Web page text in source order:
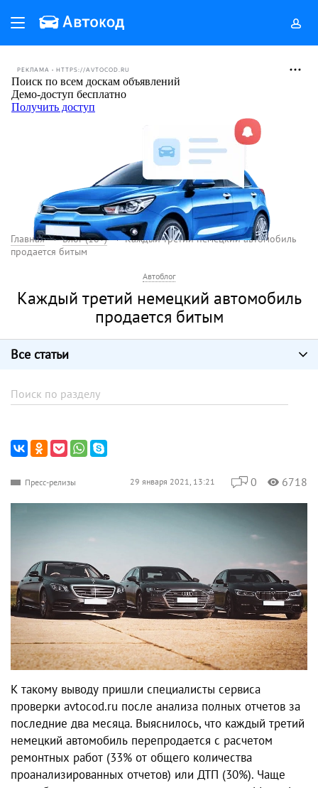
РЕКЛАМА • HTTPS://AVTOCOD.RU
Главная Блог (18+)
Каждый третий немецкий автомобиль
продается битым
Автоблог
Каждый третий немецкий автомобиль
продается битым
Все статьи
Пресс-релизы 29 января 2021, 13:21 0 6718
К такому выводу пришли специалисты сервиса
проверки avtocod.ru после анализа полных отчетов за
последние два месяца. Выяснилось, что каждый третий
немецкий автомобиль перепродается с расчетом
ремонтных работ (33% от общего количества
проанализированных отчетов) или ДТП (30%). Чаще